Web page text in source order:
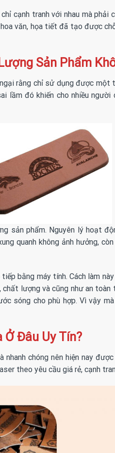
cạnh tranh với nhau mà phải
văn, họa tiết đã tạo được
Sản Phẩm
rằng chỉ sử dụng được một
lầm đó khiến cho nhiều
sản phẩm. Nguyên lý hoạt
quanh không ảnh hưởng,
bằng máy tính. Cách làm
chất lượng và cũng như an
sóng cho phù hợp. Vì vậy
Ở Đâu Uy Tín?
chóng nên hiện nay
theo yêu cầu giá rẻ, cạnh